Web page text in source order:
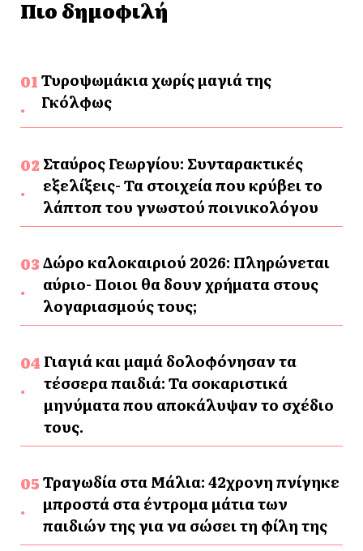
Πιο δημοφιλή
Τυροψωμάκια χωρίς μαγιά της
Γκόλφως
Σταύρος Γεωργίου: Συνταρακτικές
εξελίξεις- Τα στοιχεία που κρύβει το
λάπτοπ του γνωστού ποινικολόγου
Δώρο καλοκαιριού 2026: Πληρώνεται
αύριο- Ποιοι θα δουν χρήματα στους
λογαριασμούς τους;
Γιαγιά και μαμά δολοφόνησαν τα
τέσσερα παιδιά: Τα σοκαριστικά
μηνύματα που αποκάλυψαν το σχέδιο
τους.
Τραγωδία στα Μάλια: 42χρονη πνίγηκε
μπροστά στα έντρομα μάτια των
παιδιών της για να σώσει τη φίλη της